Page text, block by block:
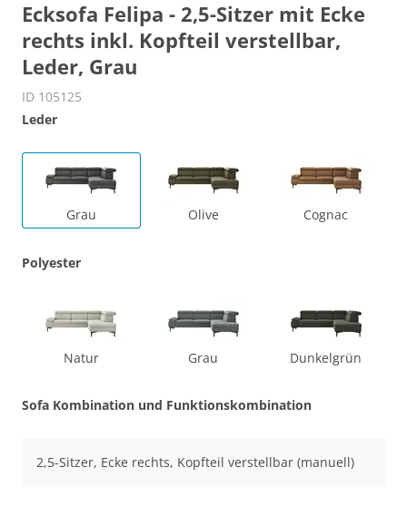
Ecksofa Felipa - 2,5-Sitzer mit Ecke
rechts inkl. Kopfteil verstellbar,
Leder, Grau
ID 105125
Leder
Grau Olive Cognac
Polyester
Natur Grau Dunkelgrün
Sofa Kombination und Funktionskombination
2,5-Sitzer, Ecke rechts, Kopfteil verstellbar (manuell)